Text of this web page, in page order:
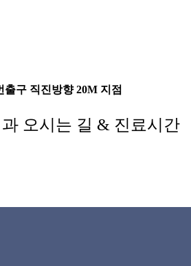
출구 직진방향 20M 지점
오시는 길 & 진료시간